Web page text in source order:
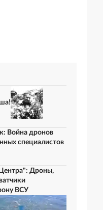
Война дронов
специалистов
Дроны,
ВСУ